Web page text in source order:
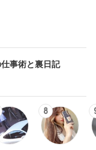
事術と裏日記
8